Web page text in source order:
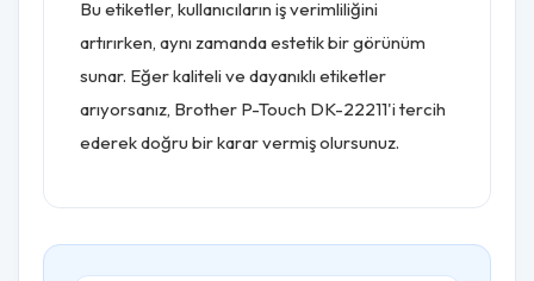
Bu etiketler, kullanıcıların iş verimliliğini
artırırken, aynı zamanda estetik bir görünüm
sunar. Eğer kaliteli ve dayanıklı etiketler
arıyorsanız, Brother P-Touch DK-22211'i tercih
ederek doğru bir karar vermiş olursunuz.